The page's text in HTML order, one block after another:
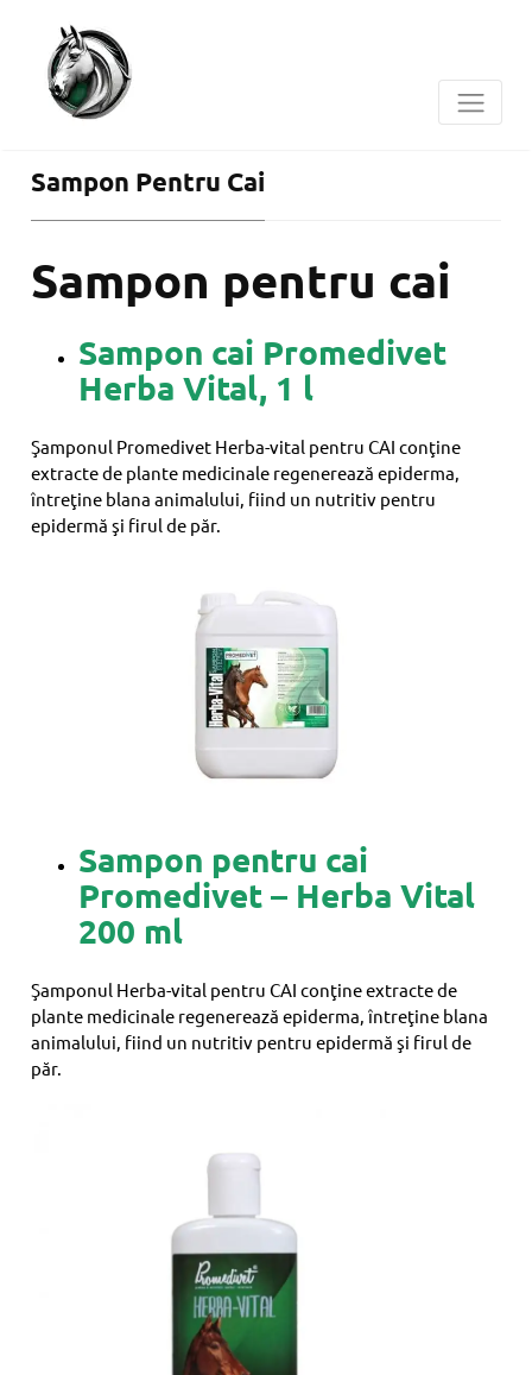
Sampon Pentru Cai
Sampon pentru cai
Sampon cai Promedivet
Herba Vital, 1 l
Şamponul Promedivet Herba-vital pentru CAI conţine
extracte de plante medicinale regenerează epiderma,
întreţine blana animalului, fiind un nutritiv pentru
epidermă şi firul de păr.
Sampon pentru cai
Promedivet – Herba Vital
200 ml
Şamponul Herba-vital pentru CAI conţine extracte de
plante medicinale regenerează epiderma, întreţine blana
animalului, fiind un nutritiv pentru epidermă şi firul de
păr.